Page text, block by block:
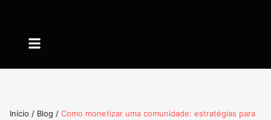
Início / Blog / Como monetizar uma comunidade: estratégias para